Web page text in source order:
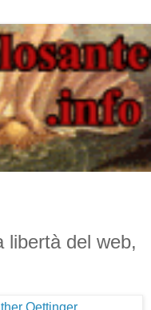
libertà del web,